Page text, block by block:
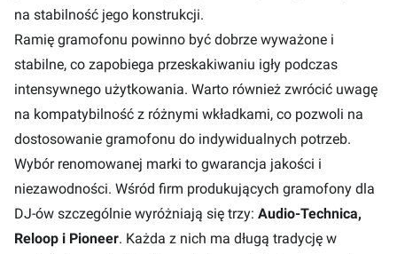
na stabilność jego konstrukcji.
Ramię gramofonu powinno być dobrze wyważone i
stabilne, co zapobiega przeskakiwaniu igły podczas
intensywnego użytkowania. Warto również zwrócić uwagę
na kompatybilność z różnymi wkładkami, co pozwoli na
dostosowanie gramofonu do indywidualnych potrzeb.
Wybór renomowanej marki to gwarancja jakości i
niezawodności. Wśród firm produkujących gramofony dla
DJ-ów szczególnie wyróżniają się trzy: Audio-Technica,
Reloop i Pioneer. Każda z nich ma długą tradycję w